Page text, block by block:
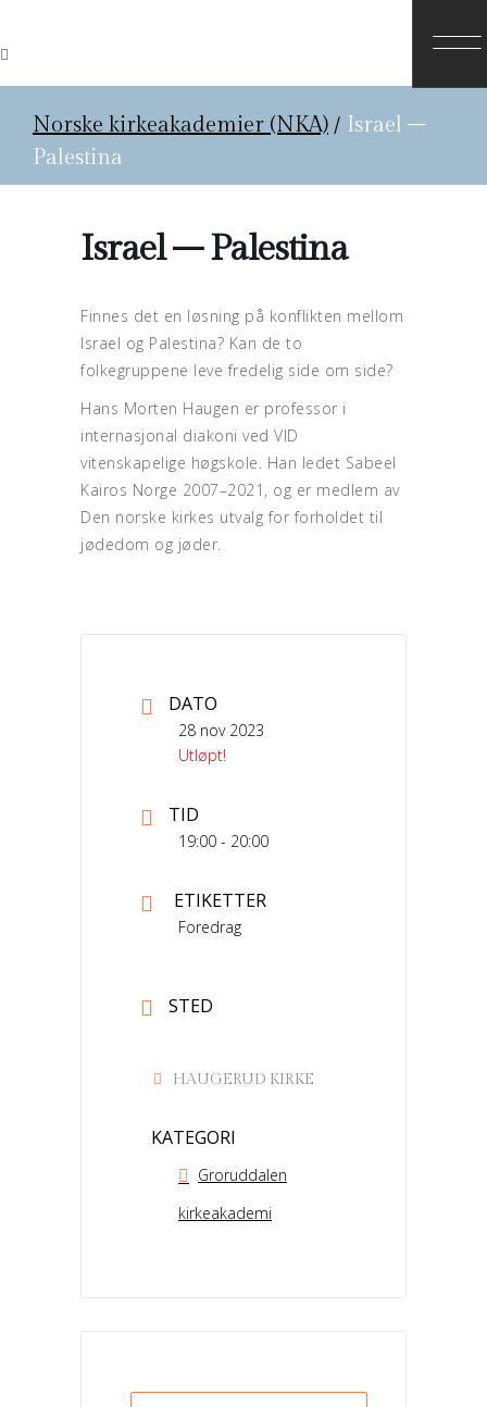
Norske kirkeakademier (NKA) / Israel –
Palestina
Israel – Palestina
Finnes det en løsning på konflikten mellom
Israel og Palestina? Kan de to
folkegruppene leve fredelig side om side?
Hans Morten Haugen er professor i
internasjonal diakoni ved VID
vitenskapelige høgskole. Han ledet Sabeel
Kairos Norge 2007–2021, og er medlem av
Den norske kirkes utvalg for forholdet til
jødedom og jøder.
DATO
28 nov 2023
Utløpt!
TID
19:00 - 20:00
ETIKETTER
Foredrag
STED
HAUGERUD KIRKE
KATEGORI
Groruddalen
kirkeakademi